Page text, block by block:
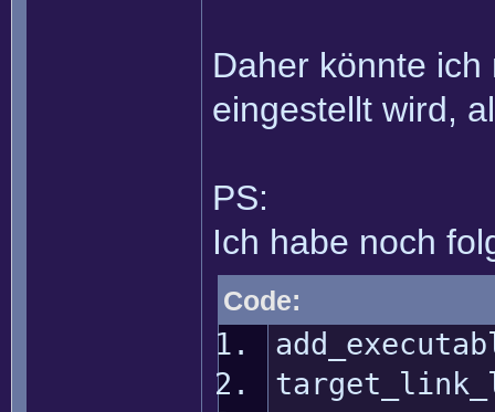
Daher könnte
eingestellt wird,
PS:
Ich habe noch
Code: